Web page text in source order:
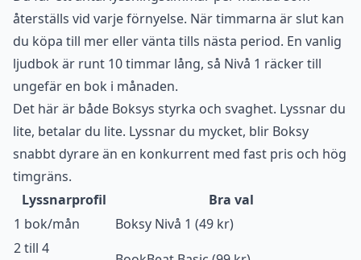
återställs vid varje förnyelse. När timmarna är slut kan
du köpa till mer eller vänta tills nästa period. En vanlig
ljudbok är runt 10 timmar lång, så Nivå 1 räcker till
ungefär en bok i månaden.
Det här är både Boksys styrka och svaghet. Lyssnar du
lite, betalar du lite. Lyssnar du mycket, blir Boksy
snabbt dyrare än en konkurrent med fast pris och hög
timgräns.
Lyssnarprofil
Bra val
1 bok/mån
Boksy Nivå 1 (49 kr)
2 till 4